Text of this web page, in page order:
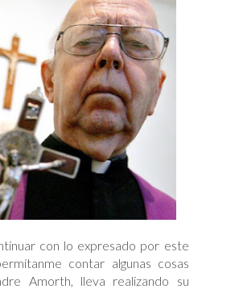
con lo expresado por este
contar algunas cosas
Amorth, lleva realizando su